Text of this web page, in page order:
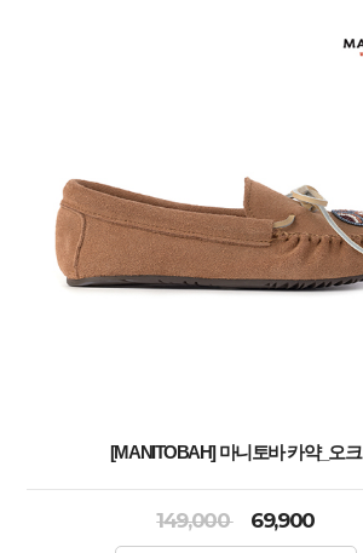
[MANITOBAH] 마니토바 카약_오크
149,000 69,900